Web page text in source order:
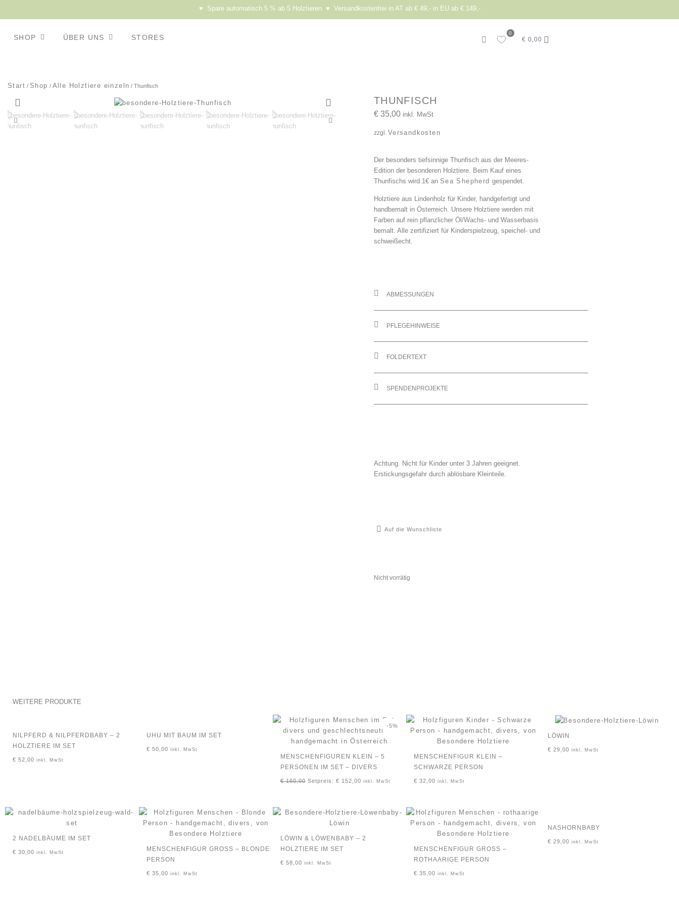
♥ Spare automatisch 5 % ab 5 Holztieren ♥ Versandkostenfrei in AT ab € 49,- in EU ab € 149,-
SHOP ÜBER UNS STORES
0
€ 0,00
Start / Shop / Alle Holztiere einzeln / Thunfisch
THUNFISCH
€35,00 inkl. MwSt
zzgl. Versandkosten
Der besonders tiefsinnige Thunfisch aus der Meeres-
Edition der besonderen Holztiere. Beim Kauf eines
Thunfischs wird 1€ an Sea Shepherd gespendet.
Holztiere aus Lindenholz für Kinder, handgefertigt und
handbemalt in Österreich. Unsere Holztiere werden mit
Farben auf rein pflanzlicher Öl/Wachs- und Wasserbasis
bemalt. Alle zertifiziert für Kinderspielzeug, speichel- und
schweißecht.
ABMESSUNGEN
PFLEGEHINWEISE
FOLDERTEXT
SPENDENPROJEKTE
Achtung. Nicht für Kinder unter 3 Jahren geeignet.
Erstickungsgefahr durch ablösbare Kleinteile.
Auf die Wunschliste
Nicht vorrätig
WEITERE PRODUKTE
NILPFERD & NILPFERDBABY – 2
HOLZTIERE IM SET
€ 52,00 inkl. MwSt
UHU MIT BAUM IM SET
€ 50,00 inkl. MwSt
-5%
MENSCHENFIGUREN KLEIN – 5
PERSONEN IM SET – DIVERS
€160,00 Setpreis: € 152,00 inkl. MwSt
MENSCHENFIGUR KLEIN –
SCHWARZE PERSON
€ 32,00 inkl. MwSt
LÖWIN
€ 29,00 inkl. MwSt
2 NADELBÄUME IM SET
€ 30,00 inkl. MwSt
MENSCHENFIGUR GROSS – BLONDE P
ERSON
€ 35,00 inkl. MwSt
LÖWIN & LÖWENBABY – 2
HOLZTIERE IM SET
€ 58,00 inkl. MwSt
MENSCHENFIGUR GROSS – R
OTHAARIGE PERSON
€ 35,00 inkl. MwSt
NASHORNBABY
€ 29,00 inkl. MwSt